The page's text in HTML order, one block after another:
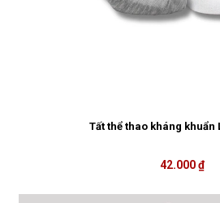
Tất thể thao kháng khuẩn
42.000 ₫